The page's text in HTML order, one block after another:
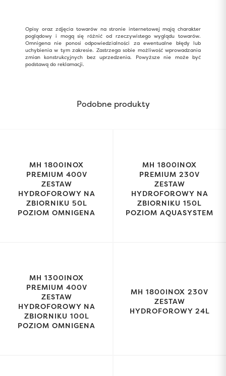
Opisy oraz zdjęcia towarów na stronie internetowej mają charakter
poglądowy i mogą się różnić od rzeczywistego wyglądu towarów.
Omnigena nie ponosi odpowiedzialności za ewentualne błędy lub
uchybienia w tym zakresie. Zastrzega sobie możliwość wprowadzania
zmian konstrukcyjnych bez uprzedzenia. Powyższe nie może być
podstawą do reklamacji.
Podobne produkty
MH 1800INOX
PREMIUM 400V
ZESTAW
HYDROFOROWY NA
ZBIORNIKU 50L
POZIOM OMNIGENA
MH 1800INOX
PREMIUM 230V
ZESTAW
HYDROFOROWY NA
ZBIORNIKU 150L
POZIOM AQUASYSTEM
MH 1300INOX
PREMIUM 400V
ZESTAW
HYDROFOROWY NA
ZBIORNIKU 100L
POZIOM OMNIGENA
MH 1800INOX 230V
ZESTAW
HYDROFOROWY 24L